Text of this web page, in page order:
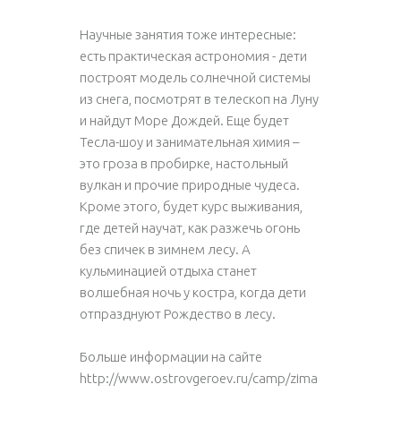
Научные занятия тоже интересные:
есть практическая астрономия - дети
построят модель солнечной системы
из снега, посмотрят в телескоп на Луну
и найдут Море Дождей. Еще будет
Тесла-шоу и занимательная химия –
это гроза в пробирке, настольный
вулкан и прочие природные чудеса.
Кроме этого, будет курс выживания,
где детей научат, как разжечь огонь
без спичек в зимнем лесу. А
кульминацией отдыха станет
волшебная ночь у костра, когда дети
отпразднуют Рождество в лесу.
Больше информации на сайте
http://www.ostrovgeroev.ru/camp/zima